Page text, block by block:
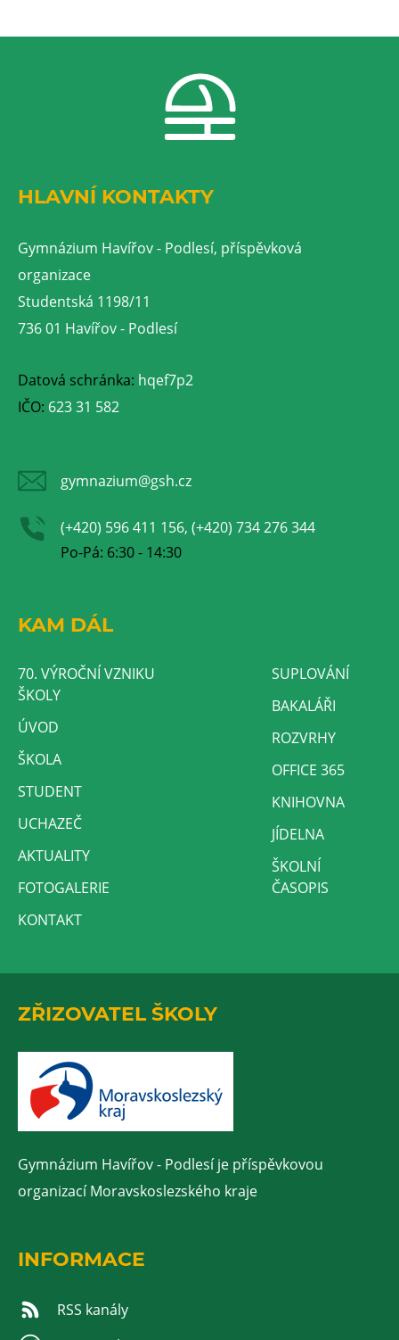
HLAVNÍ KONTAKTY
Gymnázium Havířov - Podlesí, příspěvková
organizace
Studentská 1198/11
736 01 Havířov - Podlesí
Datová schránka: hqef7p2
IČO: 623 31 582
gymnazium@gsh.cz
(+420) 596 411 156, (+420) 734 276 344
Po-Pá: 6:30 - 14:30
KAM DÁL
70. VÝROČNÍ VZNIKU
ŠKOLY
ÚVOD
ŠKOLA
STUDENT
UCHAZEČ
AKTUALITY
FOTOGALERIE
KONTAKT
SUPLOVÁNÍ
BAKALÁŘI
ROZVRHY
OFFICE 365
KNIHOVNA
JÍDELNA
ŠKOLNÍ
ČASOPIS
ZŘIZOVATEL ŠKOLY
Gymnázium Havířov - Podlesí je příspěvkovou
organizací Moravskoslezského kraje
INFORMACE
RSS kanály